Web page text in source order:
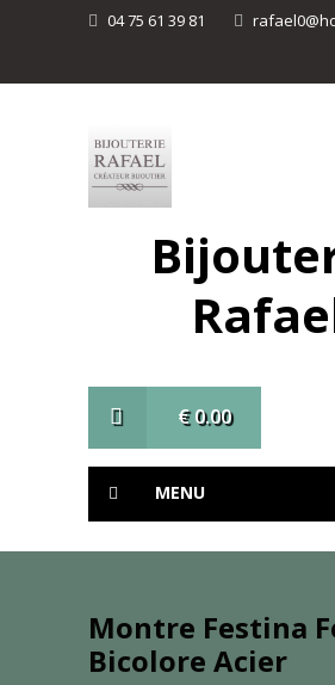
04 75 61 39 81
€0.00
MENU
Montre Festina
Bicolore Acier